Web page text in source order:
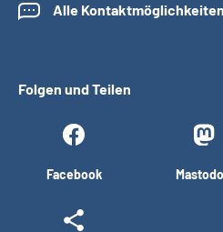
Alle Kontaktmöglichkeiten
Folgen und Teilen
Facebook